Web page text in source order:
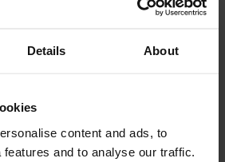
Details About
content and ads, to
and to analyse our traffic.